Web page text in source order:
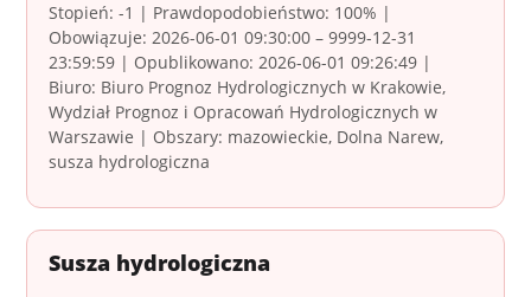
Stopień: -1 | Prawdopodobieństwo: 100% |
Obowiązuje: 2026-06-01 09:30:00 – 9999-12-31
23:59:59 | Opublikowano: 2026-06-01 09:26:49 |
Biuro: Biuro Prognoz Hydrologicznych w Krakowie,
Wydział Prognoz i Opracowań Hydrologicznych w
Warszawie | Obszary: mazowieckie, Dolna Narew,
susza hydrologiczna
Susza hydrologiczna